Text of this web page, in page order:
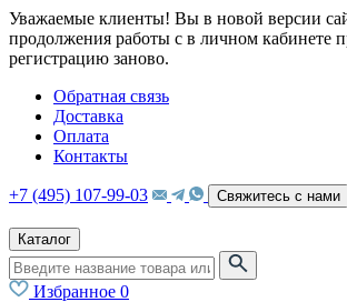
Уважаемые клиенты! Вы в новой версии
продолжения работы с в личном кабинете
регистрацию заново.
Обратная связь
Доставка
Оплата
Контакты
+7 (495) 107-99-03 Свяжитесь с нами
Каталог
Избранное 0